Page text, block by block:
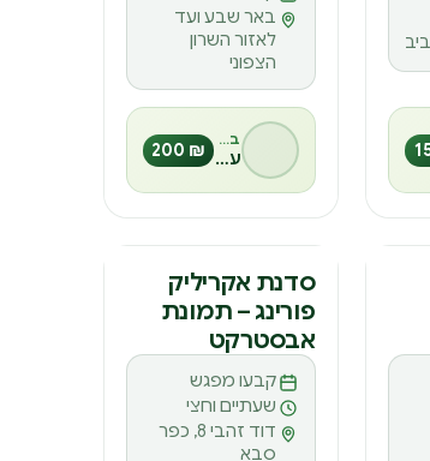
באר שבע ועד
לאזור השרון
הצפוני
₪ 200
ס
סדנת אקריליק
פורינג – תמונת
אבסטרקט
קבעו מפגש
שעתיים וחצי
דוד זהבי 8, כפר
סבא